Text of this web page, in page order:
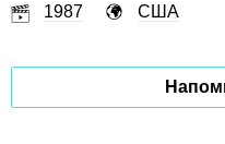
1987
США